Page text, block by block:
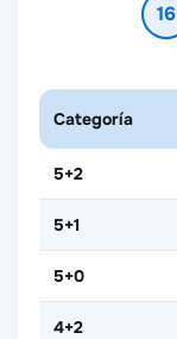
16
Categoría
5+2
5+1
5+0
4+2